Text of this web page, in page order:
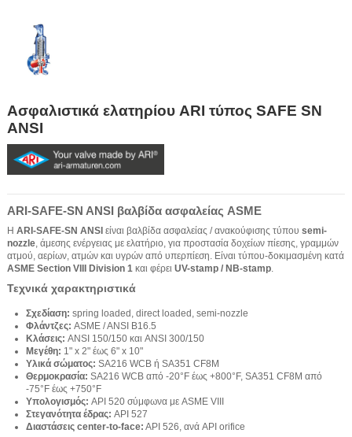
Ασφαλιστικά ελατηρίου ARI τύπος SAFE SN
ANSI
ARI-SAFE-SN ANSI βαλβίδα ασφαλείας ASME
Η ARI-SAFE-SN ANSI είναι βαλβίδα ασφαλείας / ανακούφισης τύπου semi-
nozzle, άμεσης ενέργειας με ελατήριο, για προστασία δοχείων πίεσης, γραμμών
ατμού, αερίων, ατμών και υγρών από υπερπίεση. Είναι τύπου-δοκιμασμένη κατά
ASME Section VIII Division 1 και φέρει UV-stamp / NB-stamp.
Τεχνικά χαρακτηριστικά
Σχεδίαση: spring loaded, direct loaded, semi-nozzle
Φλάντζες: ASME / ANSI B16.5
Κλάσεις: ANSI 150/150 και ANSI 300/150
Μεγέθη: 1" x 2" έως 6" x 10"
Υλικά σώματος: SA216 WCB ή SA351 CF8M
Θερμοκρασία: SA216 WCB από -20°F έως +800°F, SA351 CF8M από
-75°F έως +750°F
Υπολογισμός: API 520 σύμφωνα με ASME VIII
Στεγανότητα έδρας: API 527
Διαστάσεις center-to-face: API 526, ανά API orifice